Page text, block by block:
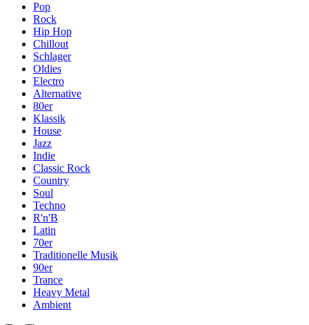
Pop
Rock
Hip Hop
Chillout
Schlager
Oldies
Electro
Alternative
80er
Klassik
House
Jazz
Indie
Classic Rock
Country
Soul
Techno
R'n'B
Latin
70er
Traditionelle Musik
90er
Trance
Heavy Metal
Ambient